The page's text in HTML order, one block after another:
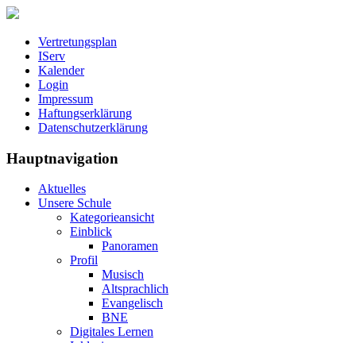
Vertretungsplan
IServ
Kalender
Login
Impressum
Haftungserklärung
Datenschutzerklärung
Hauptnavigation
Aktuelles
Unsere Schule
Kategorieansicht
Einblick
Panoramen
Profil
Musisch
Altsprachlich
Evangelisch
BNE
Digitales Lernen